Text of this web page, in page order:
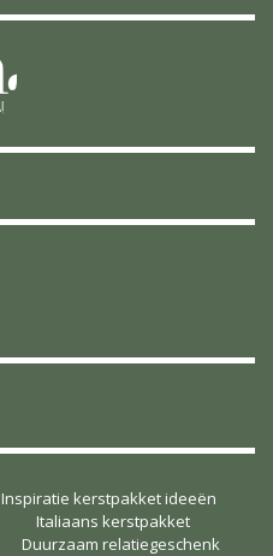
Inspiratie kerstpakket ideeën
Italiaans kerstpakket
Duurzaam relatiegeschenk